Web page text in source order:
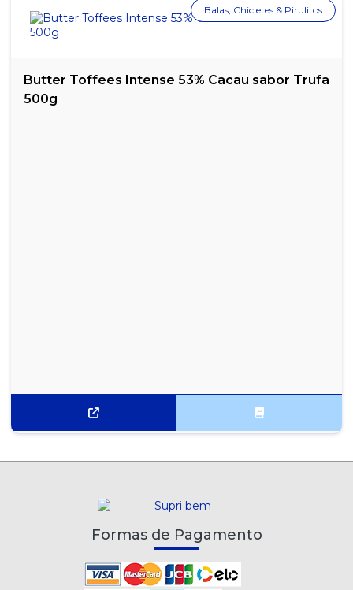
Butter Toffees Intense 53% Cacau sabor Trufa
500g
Balas, Chicletes & Pirulitos
Formas de Pagamento